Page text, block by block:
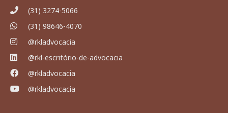
(31) 3274-5066
(31) 98646-4070
@rkladvocacia
@rkl-escritório-de-advocacia
@rkladvocacia
@rkladvocacia